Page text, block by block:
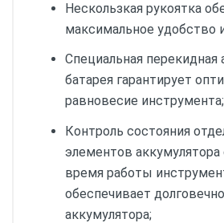
Нескользкая рукоятка
максимальное удобство
Специальная перекидная
батарея гарантирует
равновесие инструмента;
Контроль состояния
элементов
время работы
обеспечивает
аккумулятора;